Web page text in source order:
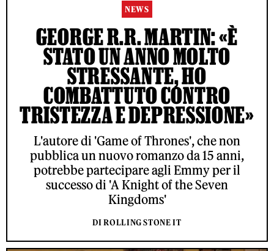
NEWS
GEORGE R.R. MARTIN: «È
STATO UN ANNO MOLTO
STRESSANTE, HO
COMBATTUTO CONTRO
TRISTEZZA E DEPRESSIONE»
L'autore di 'Game of Thrones', che non
pubblica un nuovo romanzo da 15 anni,
potrebbe partecipare agli Emmy per il
successo di 'A Knight of the Seven
Kingdoms'
DI ROLLING STONE IT